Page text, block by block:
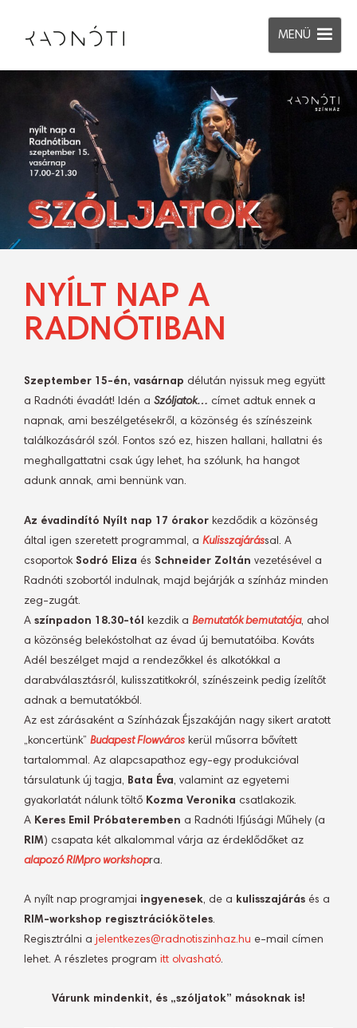
MENÜ
NYÍLT NAP A
RADNÓTIBAN
Szeptember 15-én, vasárnap délután nyissuk meg együtt
a Radnóti évadát! Idén a Szóljatok… címet adtuk ennek a
napnak, ami beszélgetésekről, a közönség és színészeink
találkozásáról szól. Fontos szó ez, hiszen hallani, hallatni és
meghallgattatni csak úgy lehet, ha szólunk, ha hangot
adunk annak, ami bennünk van.
Az évadindító Nyílt nap 17 órakor kezdődik a közönség
által igen szeretett programmal, a Kulisszajárással. A
csoportok Sodró Eliza és Schneider Zoltán vezetésével a
Radnóti szobortól indulnak, majd bejárják a színház minden
zeg-zugát.
A színpadon 18.30-tól kezdik a Bemutatók bemutatója, ahol
a közönség belekóstolhat az évad új bemutatóiba. Kováts
Adél beszélget majd a rendezőkkel és alkotókkal a
darabválasztásról, kulisszatitkokról, színészeink pedig ízelítőt
adnak a bemutatókból.
Az est zárásaként a Színházak Éjszakáján nagy sikert aratott
„koncertünk” Budapest Flowváros kerül műsorra bővített
tartalommal. Az alapcsapathoz egy-egy produkcióval
társulatunk új tagja, Bata Éva, valamint az egyetemi
gyakorlatát nálunk töltő Kozma Veronika csatlakozik.
A Keres Emil Próbateremben a Radnóti Ifjúsági Műhely (a
RIM ) csapata két alkalommal várja az érdeklődőket az
alapozó RIMpro workshopra.
A nyílt nap programjai ingyenesek, de a kulisszajárás és a
RIM-workshop regisztrációköteles.
Regisztrálni a jelentkezes@radnotiszinhaz.hu e-mail címen
lehet. A részletes program itt olvasható.
Várunk mindenkit, és „szóljatok” másoknak is!